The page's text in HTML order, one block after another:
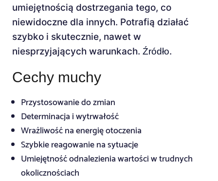
umiejętnością dostrzegania tego, co
niewidoczne dla innych. Potrafią działać
szybko i skutecznie, nawet w
niesprzyjających warunkach. Źródło.
Cechy muchy
Przystosowanie do zmian
Determinacja i wytrwałość
Wrażliwość na energię otoczenia
Szybkie reagowanie na sytuacje
Umiejętność odnalezienia wartości w trudnych
okolicznościach